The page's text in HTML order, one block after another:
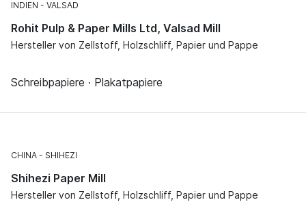
INDIEN VALSAD
Rohit Pulp & Paper Mills Ltd, Valsad Mill
Hersteller von Zellstoff, Holzschliff, Papier und Pappe
Schreibpapiere · Plakatpapiere
CHINA SHIHEZI
Shihezi Paper Mill
Hersteller von Zellstoff, Holzschliff, Papier und Pappe